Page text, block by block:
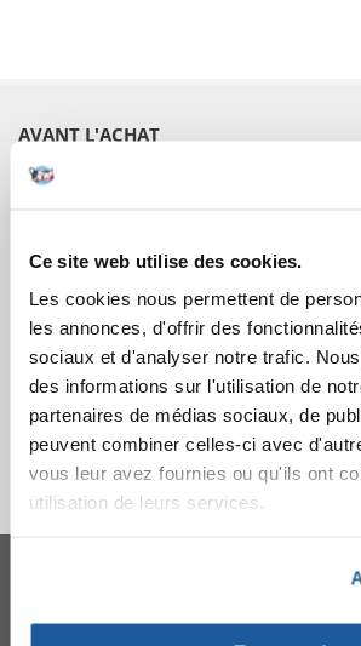
Ce site web utilise des cookies.
Les cookies nous permettent de
les annonces, d'offrir des
sociaux et d'analyser notre trafic.
des informations sur l'utilisation de
partenaires de médias sociaux, de
peuvent combiner celles-ci avec
vous leur avez fournies ou qu'ils ont
utilisation de leurs services.
AVANT L'ACHAT
APRÈS L'ACHAT
APPRENEZ À NOUS CONNAÎTRE
Mahlow (Germania) - P.IVA
Tous les prix incluent la TVA /
© 2024-2026 FERA 24 UG.